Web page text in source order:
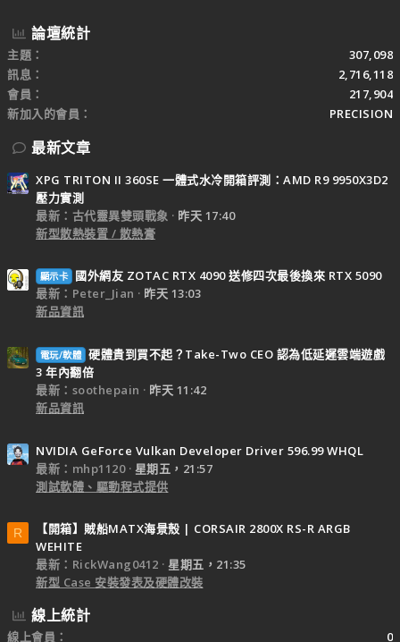
論壇統計
主題
307,098
訊息
2,716,118
會員
217,904
新加入的會員
PRECISION
最新文章
XPG TRITON II 360SE 一體式水冷開箱評測：AMD R9 9950X3D2
壓力實測
最新：古代靈異雙頭戰象
昨天 17:40
新型散熱裝置 / 散熱膏
顯示卡
國外網友 ZOTAC RTX 4090 送修四次最後換來 RTX 5090
最新：Peter_Jian
昨天 13:03
新品資訊
電玩/軟體 硬體貴到買不起？Take-Two CEO 認為低延遲雲端遊戲
3 年內翻倍
最新：soothepain
昨天 11:42
新品資訊
NVIDIA GeForce Vulkan Developer Driver 596.99 WHQL
最新：mhp1120
星期五，21:57
測試軟體、驅動程式提供
R
【開箱】賊船MATX海景殼 | CORSAIR 2800X RS-R ARGB
WEHITE
最新：RickWang0412
星期五，21:35
新型 Case 安裝發表及硬體改裝
線上統計
線上會員
0